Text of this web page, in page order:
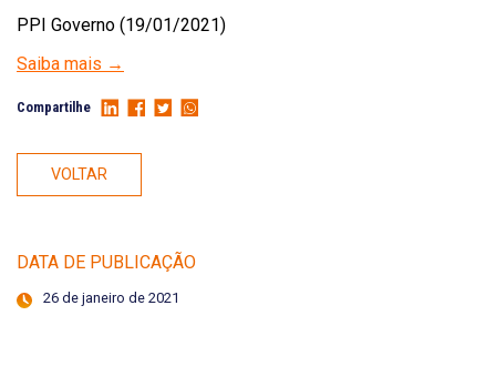
PPI Governo (19/01/2021)
Saiba mais →
Compartilhe
VOLTAR
DATA DE PUBLICAÇÃO
26 de janeiro de 2021